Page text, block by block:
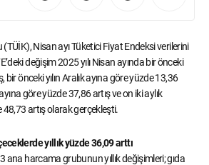
Nisan ayı Tüketici Fiyat Endeksi verilerini
değişim 2025 yılı Nisan ayında bir önceki
önceki yılın Aralık ayına göre yüzde 13,36
göre yüzde 37,86 artış ve on iki aylık
artış olarak gerçekleşti.
yıllık yüzde 36,09 arttı
ana harcama grubunun yıllık değişimleri; gıda